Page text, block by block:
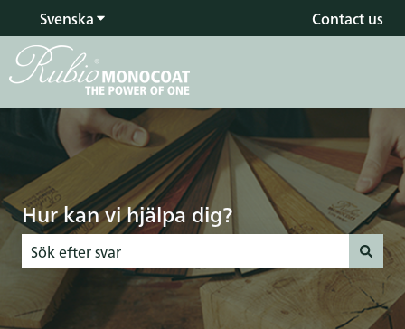
SvenskaVisa undermenyer för översättningarContact us
Hur kan vi hjälpa dig?
Det finns inga förslag eftersom sökfältet är tomt.